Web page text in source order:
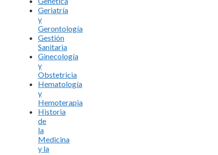
Geriatría
y
Gerontología
Gestión
Sanitaria
Ginecología
y
Obstetricia
Hematología
y
Hemoterapia
Historia
de
la
Medicina
y la